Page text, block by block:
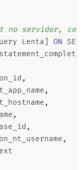
no servidor,
Lenta
ON
,
,
,
,
,
,